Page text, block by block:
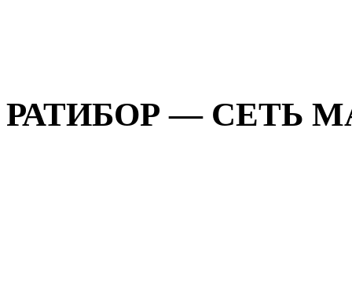
РАТИБОР — СЕТЬ